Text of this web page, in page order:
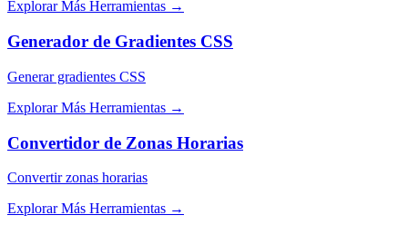
Explorar Más Herramientas →
Generador de Gradientes CSS
Generar gradientes CSS
Explorar Más Herramientas →
Convertidor de Zonas Horarias
Convertir zonas horarias
Explorar Más Herramientas →